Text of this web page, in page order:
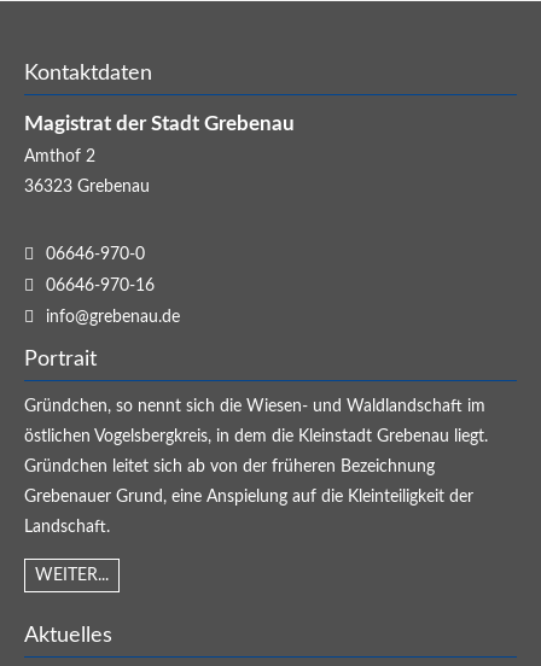
Kontaktdaten
Magistrat der Stadt Grebenau
Amthof 2
36323 Grebenau
06646-970-0
06646-970-16
info@grebenau.de
Portrait
Gründchen, so nennt sich die Wiesen- und Waldlandschaft im
östlichen Vogelsbergkreis, in dem die Kleinstadt Grebenau liegt.
Gründchen leitet sich ab von der früheren Bezeichnung
Grebenauer Grund, eine Anspielung auf die Kleinteiligkeit der
Landschaft.
WEITER...
Aktuelles